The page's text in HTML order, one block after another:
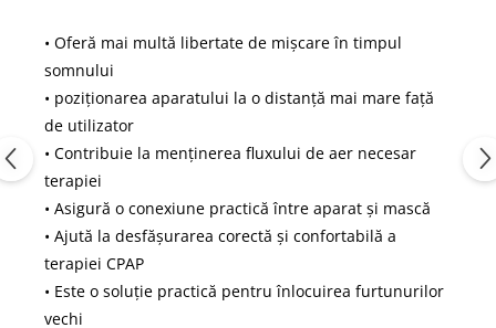
• Oferă mai multă libertate de mișcare în timpul
somnului
• poziționarea aparatului la o distanță mai mare față
de utilizator
• Contribuie la menținerea fluxului de aer necesar
terapiei
• Asigură o conexiune practică între aparat și mască
• Ajută la desfășurarea corectă și confortabilă a
terapiei CPAP
• Este o soluție practică pentru înlocuirea furtunurilor
vechi